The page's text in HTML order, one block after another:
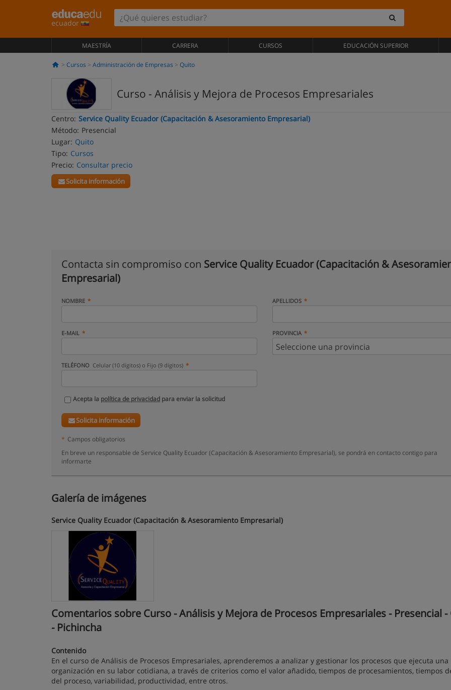
ecuador
MAESTRÍA CARRERA CURSOS EDUCACIÓN SUPERIOR
Cursos Administración de Empresas Quito
Curso - Análisis y Mejora de Procesos Empresariales
Centro: Service Quality Ecuador (Capacitación & Asesoramiento Empresarial)
Método: Presencial
Lugar: Quito
Tipo: Cursos
Precio: Consultar precio
Solicita información
Contacta sin compromiso con Service Quality Ecuador (Capacitación &
Empresarial)
NOMBRE APELLIDOS
E-MAIL PROVINCIA
TELÉFONO Celular (10 dígitos) o Fijo (9 dígitos)
Acepta la política de privacidad para enviar la solicitud
Solicita información
* Campos obligatorios
En breve un responsable de Service Quality Ecuador (Capacitación & Asesoramiento Empresarial), se pondrá en contacto contigo para
informarte
Galería de imágenes
Service Quality Ecuador (Capacitación & Asesoramiento Empresarial)
Comentarios sobre Curso - Análisis y Mejora de Procesos Empresariales - Presencial
- Pichincha
Contenido
En el curso de Análisis de Procesos Empresariales, aprenderemos a analizar y gestionar los procesos que ejecuta una
organización en su labor cotidiana, a través de criterios como el valor añadido, tiempos de procesamientos, tiempos
del proceso, variabilidad, productividad, entre otros.